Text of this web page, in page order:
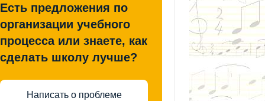
Есть предложения по
организации учебного
процесса или знаете, как
сделать школу лучше?
Написать о проблеме